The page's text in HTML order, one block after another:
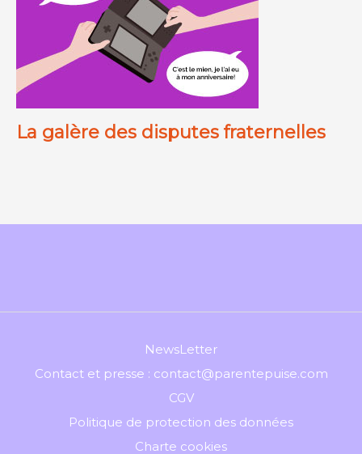
La galère des disputes fraternelles
NewsLetter
Contact et presse : contact@parentepuise.com
CGV
Politique de protection des données
Charte cookies